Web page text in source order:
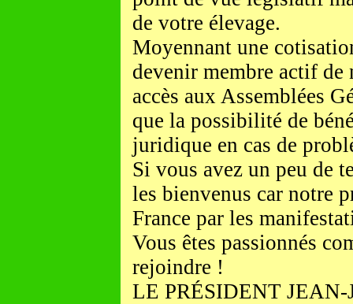
de votre élevage.
Moyennant une
devenir membre actif
accès aux Assemblées
que la possibilité de
juridique en cas de
Si vous avez un peu de
les bienvenus car notre
France par les
Vous êtes passionnés
rejoindre !
LE PRÉSIDENT